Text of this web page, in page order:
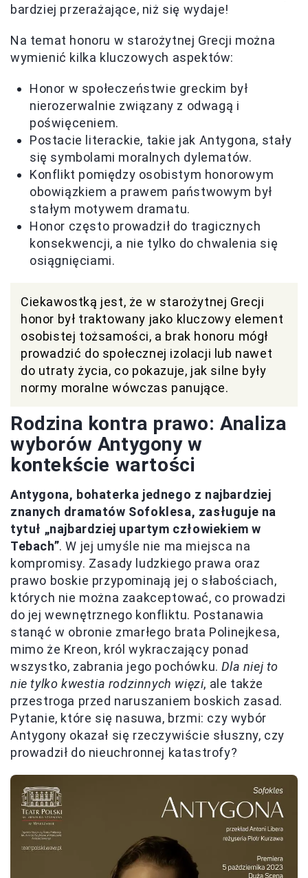
bardziej przerażające, niż się wydaje!
Na temat honoru w starożytnej Grecji można
wymienić kilka kluczowych aspektów:
Honor w społeczeństwie greckim był
nierozerwalnie związany z odwagą i
poświęceniem.
Postacie literackie, takie jak Antygona, stały
się symbolami moralnych dylematów.
Konflikt pomiędzy osobistym honorowym
obowiązkiem a prawem państwowym był
stałym motywem dramatu.
Honor często prowadził do tragicznych
konsekwencji, a nie tylko do chwalenia się
osiągnięciami.
Ciekawostką jest, że w starożytnej Grecji
honor był traktowany jako kluczowy element
osobistej tożsamości, a brak honoru mógł
prowadzić do społecznej izolacji lub nawet
do utraty życia, co pokazuje, jak silne były
normy moralne wówczas panujące.
Rodzina kontra prawo: Analiza
wyborów Antygony w
kontekście wartości
Antygona, bohaterka jednego z najbardziej
znanych dramatów Sofoklesa, zasługuje na
tytuł „najbardziej upartym człowiekiem w
Tebach”. W jej umyśle nie ma miejsca na
kompromisy. Zasady ludzkiego prawa oraz
prawo boskie przypominają jej o słabościach,
których nie można zaakceptować, co prowadzi
do jej wewnętrznego konfliktu. Postanawia
stanąć w obronie zmarłego brata Polinejkesa,
mimo że Kreon, król wykraczający ponad
wszystko, zabrania jego pochówku.Dla niej to
nie tylko kwestia rodzinnych więzi, ale także
przestroga przed naruszaniem boskich zasad.
Pytanie, które się nasuwa, brzmi: czy wybór
Antygony okazał się rzeczywiście słuszny, czy
prowadził do nieuchronnej katastrofy?